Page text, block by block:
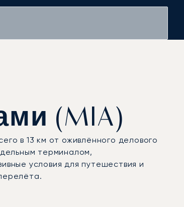
(MIA)
в 13 км от оживлённого делового
терминалом,
условия для путешествия и